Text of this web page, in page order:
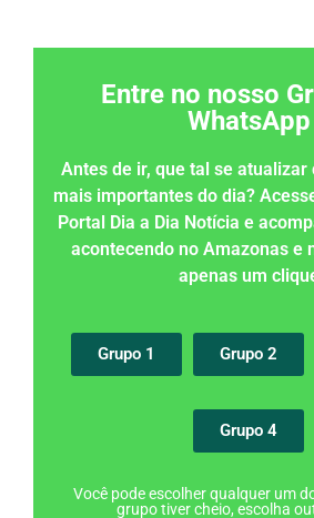
Entre no nosso
WhatsApp
Antes de ir, que tal se atualizar
mais importantes do dia?
Portal Dia a Dia Notícia e
acontecendo no Amazonas e
apenas um
Grupo 1 Grupo 2
Grupo 4
Você pode escolher qualquer um
grupo tiver cheio, escolha